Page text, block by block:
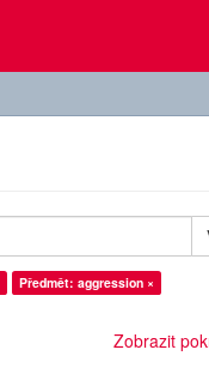
Předmět: aggression ×
Zobrazit